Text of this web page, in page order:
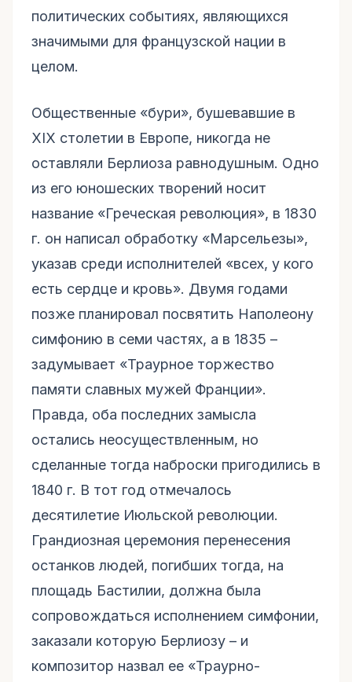
политических событиях, являющихся
значимыми для французской нации в
целом.
Общественные «бури», бушевавшие в
XIX столетии в Европе, никогда не
оставляли Берлиоза равнодушным. Одно
из его юношеских творений носит
название «Греческая революция», в 1830
г. он написал обработку «Марсельезы»,
указав среди исполнителей «всех, у кого
есть сердце и кровь». Двумя годами
позже планировал посвятить Наполеону
симфонию в семи частях, а в 1835 –
задумывает «Траурное торжество
памяти славных мужей Франции».
Правда, оба последних замысла
остались неосуществленным, но
сделанные тогда наброски пригодились в
1840 г. В тот год отмечалось
десятилетие Июльской революции.
Грандиозная церемония перенесения
останков людей, погибших тогда, на
площадь Бастилии, должна была
сопровождаться исполнением симфонии,
заказали которую Берлиозу – и
композитор назвал ее «Траурно-